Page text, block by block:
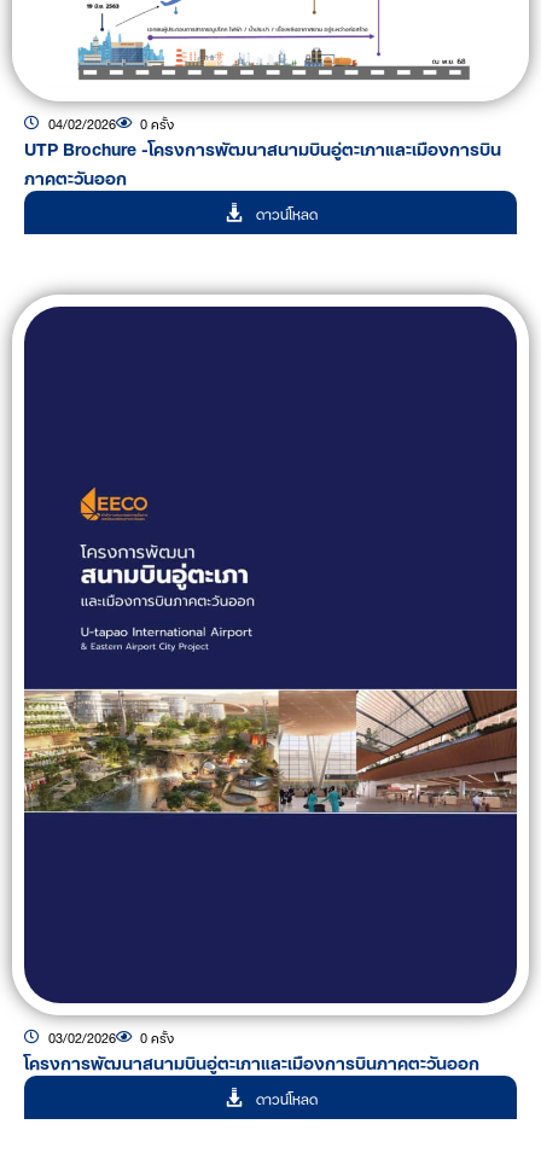
04/02/2026 0 ครั้ง
UTP Brochure -โครงการพัฒนาสนามบินอู่ตะเภาและเมืองการบิน
ภาคตะวันออก
ดาวน์โหลด
03/02/2026 0 ครั้ง
โครงการพัฒนาสนามบินอู่ตะเภาและเมืองการบินภาคตะวันออก
ดาวน์โหลด